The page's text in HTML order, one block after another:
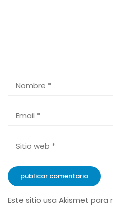
Este sitio usa Akismet para